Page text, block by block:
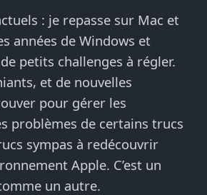
: je repasse sur Mac et
années de Windows et
petits challenges à régler.
et de nouvelles
pour gérer les
problèmes de certains trucs
sympas à redécouvrir
Apple. C’est un
un autre.